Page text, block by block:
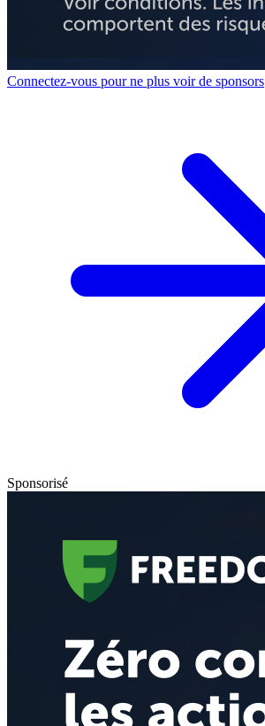
Connectez-vous pour ne plus voir de sponsors
Sponsorisé